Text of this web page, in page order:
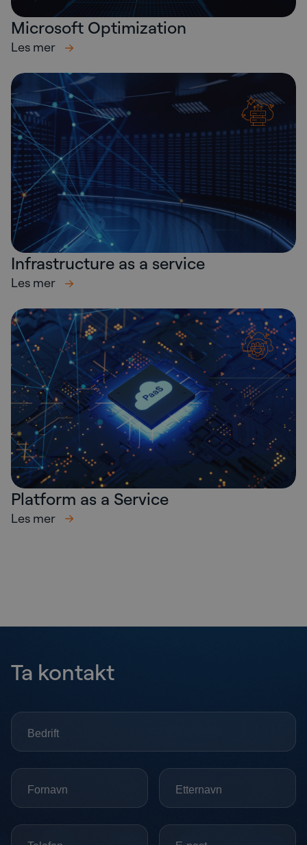
Microsoft Optimization
Les mer
Infrastructure as a service
Les mer
Platform as a Service
Les mer
Ta kontakt